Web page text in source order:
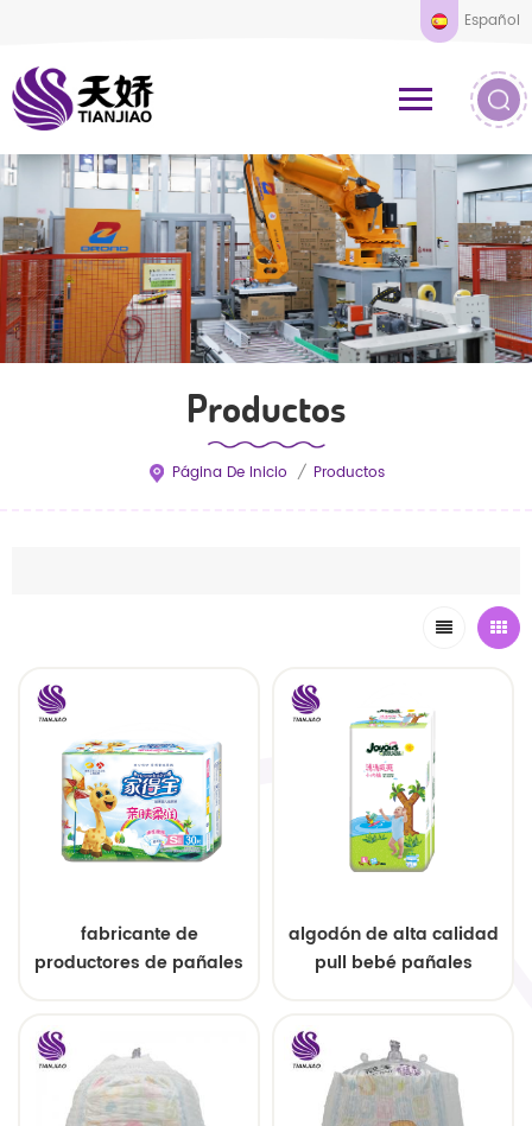
Español
Productos
Página De Inicio / Productos
fabricante de
productores de pañales
alta calidad de china
algodón de alta calidad
pull bebé pañales